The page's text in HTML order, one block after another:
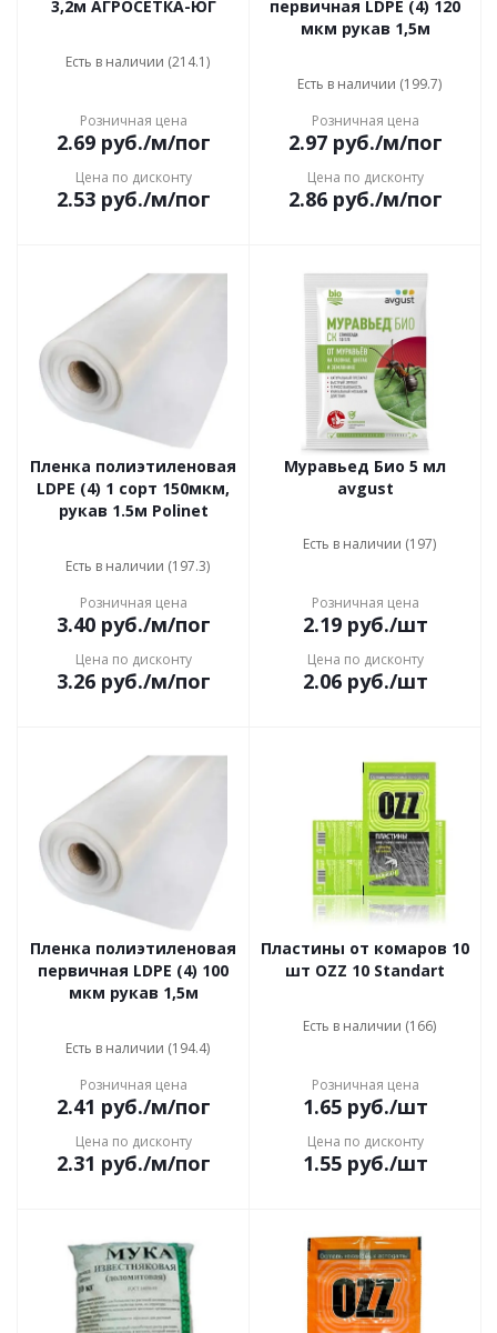
3,2м АГРОСЕТКА-ЮГ
Есть в наличии (214.1)
Розничная цена
2.69руб./м/пог
Цена по дисконту
2.53руб./м/пог
первичная LDPE (4) 120
мкм рукав 1,5м
Есть в наличии (199.7)
Розничная цена
2.97руб./м/пог
Цена по дисконту
2.86руб./м/пог
Пленка полиэтиленовая
LDPE (4) 1 сорт 150мкм,
рукав 1.5м Polinet
Есть в наличии (197.3)
Розничная цена
3.40руб./м/пог
Цена по дисконту
3.26руб./м/пог
Муравьед Био 5 мл
avgust
Есть в наличии (197)
Розничная цена
2.19руб./шт
Цена по дисконту
2.06руб./шт
Пленка полиэтиленовая
первичная LDPE (4) 100
мкм рукав 1,5м
Есть в наличии (194.4)
Розничная цена
2.41 руб./м/пог
Цена по дисконту
2.31 руб./м/пог
Пластины от комаров 10
шт OZZ 10 Standart
Есть в наличии (166)
Розничная цена
1.65руб./шт
Цена по дисконту
1.55руб./шт